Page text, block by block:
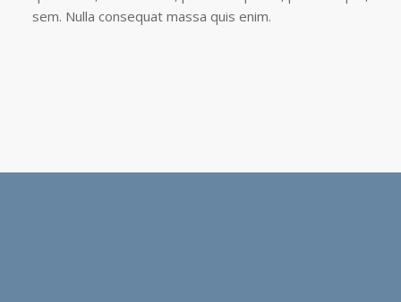
sem. Nulla consequat massa quis enim.